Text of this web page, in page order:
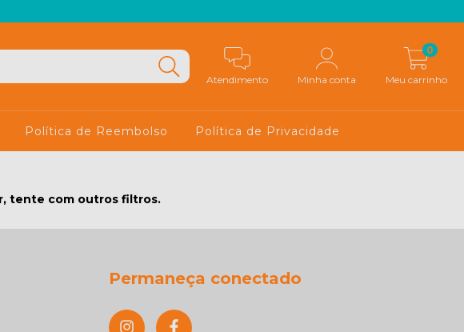
Atendimento Minha conta Meu carrinho
0
Política de Reembolso Política de Privacidade
tente com outros filtros.
Permaneça conectado